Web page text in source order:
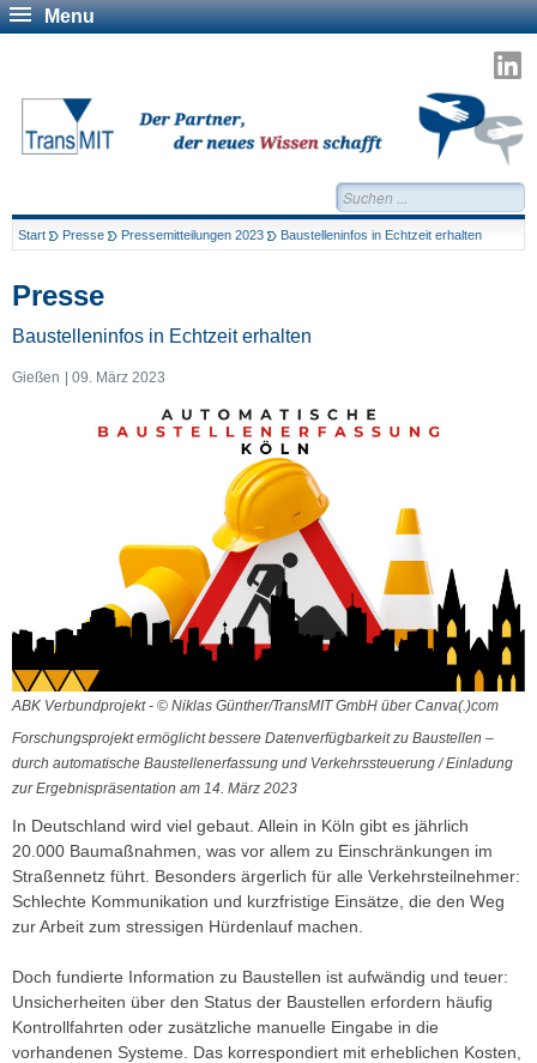
Menu
Suchen...
Start Presse Pressemitteilungen 2023 Baustelleninfos in Echtzeit erhalten
Presse
Baustelleninfos in Echtzeit erhalten
Gießen 09. März 2023
ABK Verbundprojekt - © Niklas Günther/TransMIT GmbH über Canva(.)com
Forschungsprojekt ermöglicht bessere Datenverfügbarkeit zu Baustellen –
durch automatische Baustellenerfassung und Verkehrssteuerung / Einladung
zur Ergebnispräsentation am 14. März 2023
In Deutschland wird viel gebaut. Allein in Köln gibt es jährlich
20.000 Baumaßnahmen, was vor allem zu Einschränkungen im
Straßennetz führt. Besonders ärgerlich für alle Verkehrsteilnehmer:
Schlechte Kommunikation und kurzfristige Einsätze, die den Weg
zur Arbeit zum stressigen Hürdenlauf machen.
Doch fundierte Information zu Baustellen ist aufwändig und teuer:
Unsicherheiten über den Status der Baustellen erfordern häufig
Kontrollfahrten oder zusätzliche manuelle Eingabe in die
vorhandenen Systeme. Das korrespondiert mit erheblichen Kosten,